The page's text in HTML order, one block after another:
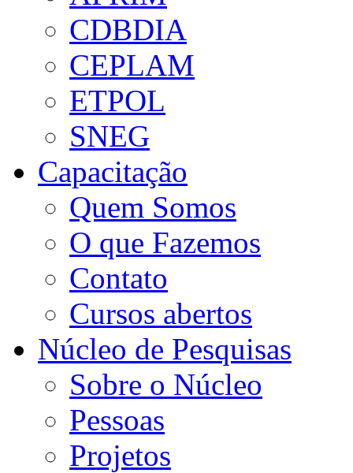
CDBDIA
CEPLAM
ETPOL
SNEG
Capacitação
Quem Somos
O que Fazemos
Contato
Cursos abertos
Núcleo de Pesquisas
Sobre o Núcleo
Pessoas
Projetos